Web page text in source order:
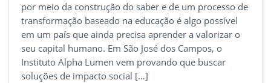
por meio da construção do saber e de um processo de
transformação baseado na educação é algo possível
em um país que ainda precisa aprender a valorizar o
seu capital humano. Em São José dos Campos, o
Instituto Alpha Lumen vem provando que buscar
soluções de impacto social […]